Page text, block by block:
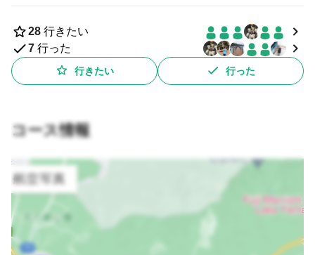
28 行きたい
7 行った
行きたい 行った
コース情報